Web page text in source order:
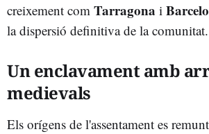
creixement com Tarragona i
la dispersió definitiva de la comunitat.
Un enclavament amb
medievals
Els orígens de l'assentament es